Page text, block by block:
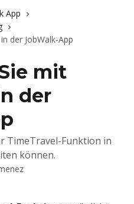
App
der JobWalk-App
mit
der
TimeTravel-Funktion in
können.